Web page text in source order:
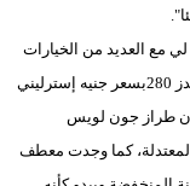
العديد من الخيارات
الرائعة من مجموعاته الخاصة: الخيار العصري من راندز 280بسعر جنيه إسترليني
طراز جون لويس
للنزهات المعتدلة، كما وجدت معطف